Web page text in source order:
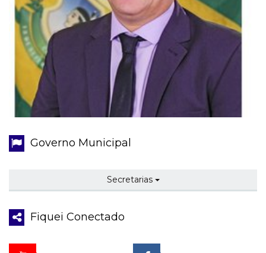
Governo Municipal
Secretarias
Fiquei Conectado